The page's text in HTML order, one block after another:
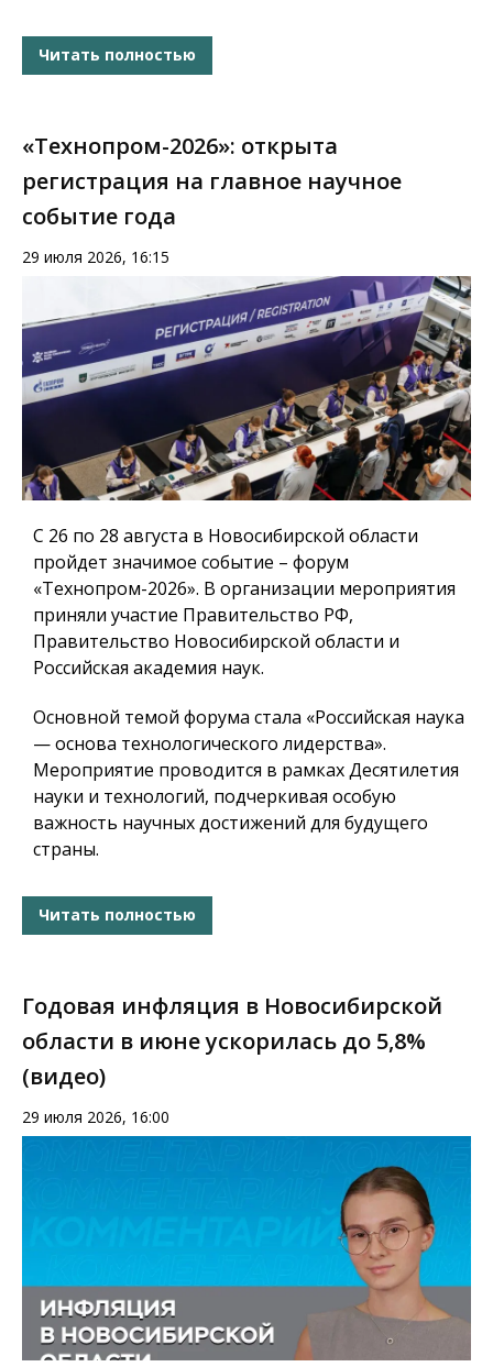
Читать полностью
«Технопром-2026»: открыта
регистрация на главное научное
событие года
29 июля 2026, 16:15
С 26 по 28 августа в Новосибирской области
пройдет значимое событие – форум
«Технопром-2026». В организации мероприятия
приняли участие Правительство РФ,
Правительство Новосибирской области и
Российская академия наук.
Основной темой форума стала «Российская наука
— основа технологического лидерства».
Мероприятие проводится в рамках Десятилетия
науки и технологий, подчеркивая особую
важность научных достижений для будущего
страны.
Читать полностью
Годовая инфляция в Новосибирской
области в июне ускорилась до 5,8%
(видео)
29 июля 2026, 16:00